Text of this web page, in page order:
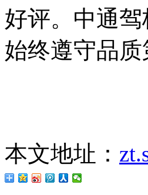
好评。中通
始终遵守品
本文地址：